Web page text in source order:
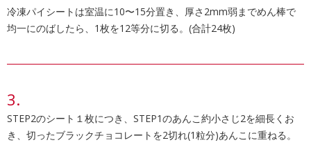
冷凍パイシートは室温に10〜15分置き、厚さ2mm弱までめん棒で
均一にのばしたら、1枚を12等分に切る。(合計24枚)
STEP2のシート１枚につき、STEP1のあんこ約小さじ2を細長くお
き、切ったブラックチョコレートを2切れ(1粒分)あんこに重ねる。